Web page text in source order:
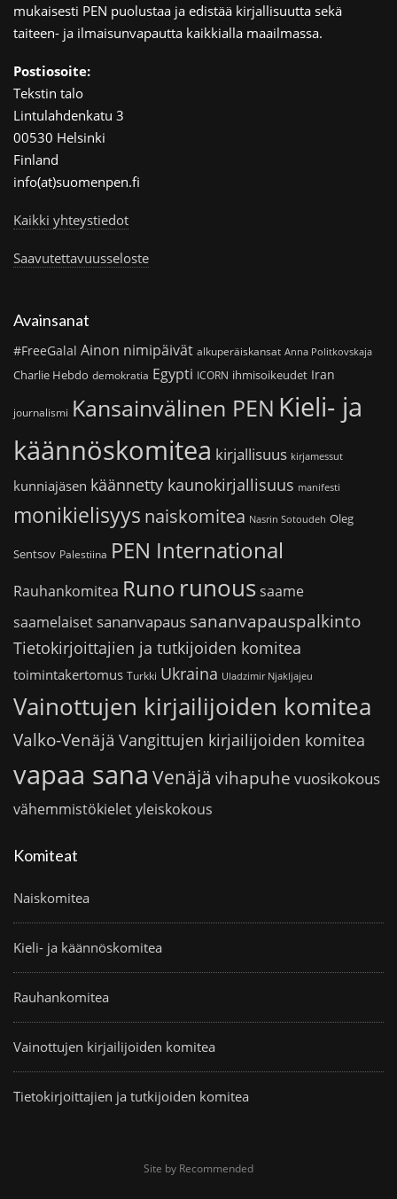
mukaisesti PEN puolustaa ja edistää kirjallisuutta sekä
taiteen- ja ilmaisunvapautta kaikkialla maailmassa.
Postiosoite:
Tekstin talo
Lintulahdenkatu 3
00530 Helsinki
Finland
info(at)suomenpen.fi
Kaikki yhteystiedot
Saavutettavuusseloste
Avainsanat
#FreeGalal Ainon nimipäivät alkuperäiskansat Anna Politkovskaja
Charlie Hebdo demokratia Egypti ICORN ihmisoikeudet Iran
journalismi Kansainvälinen PEN Kieli- ja
käännöskomitea kirjallisuus kirjamessut
kunniajäsen käännetty kaunokirjallisuus manifesti
monikielisyys naiskomitea Nasrin Sotoudeh Oleg
Sentsov Palestiina PEN International
Rauhankomitea Runo runoussaame
saamelaiset sananvapaus sananvapauspalkinto
Tietokirjoittajien ja tutkijoiden komitea
toimintakertomus Turkki Ukraina Uladzimir Njakljajeu
Vainottujen kirjailijoiden komitea
Valko-Venäjä Vangittujen kirjailijoiden komitea
vapaa sana Venäjä vihapuhe vuosikokous
vähemmistökieletyleiskokous
Komiteat
Naiskomitea
Kieli- ja käännöskomitea
Rauhankomitea
Vainottujen kirjailijoiden komitea
Tietokirjoittajien ja tutkijoiden komitea
Site by Recommended